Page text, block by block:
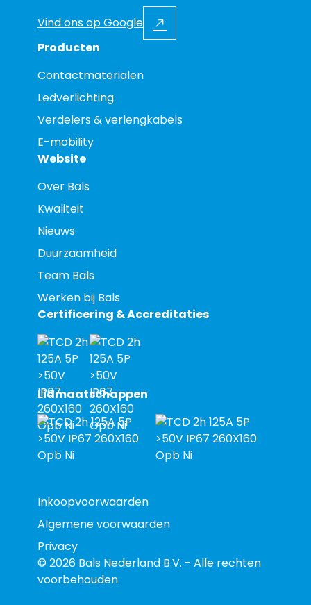
Vind ons op Google
Producten
Contactmaterialen
Ledverlichting
Verdelers & verlengkabels
E-mobility
Website
Over Bals
Kwaliteit
Nieuws
Duurzaamheid
Team Bals
Werken bij Bals
Certificering & Accreditaties
Lidmaatschappen
Inkoopvoorwaarden
Algemene voorwaarden
Privacy
© 2026 Bals Nederland B.V. - Alle rechten
voorbehouden